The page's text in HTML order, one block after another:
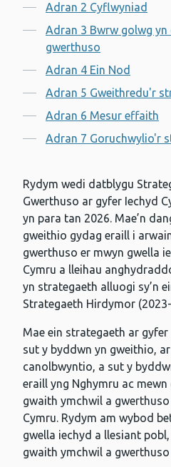
Adran 2 Cyflwyniad
Adran 3 Bwrw golwg
gwerthuso
Adran 4 Ein Nod
Adran 5 Gweithredu'r
Adran 6 Mesur effaith
Adran 7 Goruchwylio'r
Rydym wedi datblygu
Gwerthuso ar gyfer Iechyd
yn para tan 2026. Mae’n
gweithio gydag eraill i
gwerthuso er mwyn gwella
Cymru a lleihau
yn strategaeth alluogi sy’n
Strategaeth Hirdymor
Mae ein strategaeth ar
sut y byddwn yn gweithio,
canolbwyntio, a sut y
eraill yng Nghymru ac
gwaith ymchwil a
Cymru. Rydym am wybod
gwella iechyd a llesiant
gwaith ymchwil a